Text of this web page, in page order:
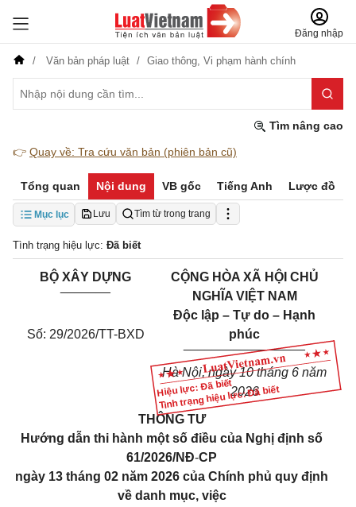
Đăng nhập
Văn bản pháp luật Giao thông, Vi phạm hành chính
Tìm nâng cao
👉 Quay về: Tra cứu văn bản (phiên bản cũ)
Tổng quan Nội dung VB gốc Tiếng Anh Lược đồ
Mục lục Lưu Tìm từ trong trang
Tình trạng hiệu lực: Đã biết
Hiệu lực: Đã biết
Tình trạng hiệu lực: Đã biết
BỘ XÂY DỰNG
_______
Số: 29/2026/TT-BXD
CỘNG HÒA XÃ HỘI CHỦ
NGHĨA VIỆT NAM
Độc lập – Tự do – Hạnh
phúc
_________________
Hà Nội, ngày 10 tháng 6 năm
2026
THÔNG TƯ
Hướng dẫn thi hành một số điều của Nghị định số
61/2026/NĐ-CP
ngày 13 tháng 02 năm 2026 của Chính phủ quy định
về danh mục, việc